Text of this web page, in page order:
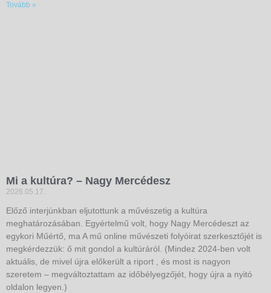
Tovább »
Mi a kultúra? – Nagy Mercédesz
2026.05.17.
Előző interjúnkban eljutottunk a művészetig a kultúra
meghatározásában. Egyértelmű volt, hogy Nagy Mercédeszt az
egykori Műértő, ma A mű online művészeti folyóirat szerkesztőjét is
megkérdezzük: ő mit gondol a kultúráról. (Mindez 2024-ben volt
aktuális, de mivel újra előkerült a riport , és most is nagyon
szeretem – megváltoztattam az időbélyegzőjét, hogy újra a nyitó
oldalon legyen.)